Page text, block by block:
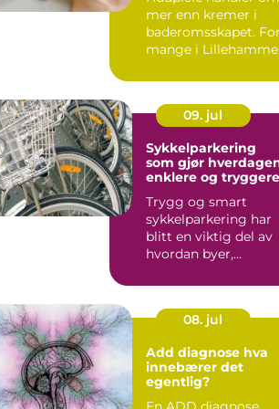
mer enn kremer i
baderomsskapet. For
mange i
å t...
09. jul
Sykkelparkering
som gjør
enklere og tryggere
Trygg og smart
sykkelparkering har
blitt en viktig del av
hvordan byer,
borettslag...
08. jul
Add diagnose hva
innebærer det
egentlig?